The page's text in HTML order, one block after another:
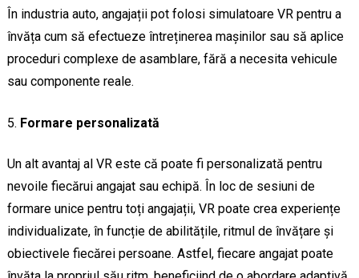
În industria auto, angajații pot folosi simulatoare VR pentru a
învăța cum să efectueze întreținerea mașinilor sau să aplice
proceduri complexe de asamblare, fără a necesita vehicule
sau componente reale.
Formare personalizată
Un alt avantaj al VR este că poate fi personalizată pentru
nevoile fiecărui angajat sau echipă. În loc de sesiuni de
formare unice pentru toți angajații, VR poate crea experiențe
individualizate, în funcție de abilitățile, ritmul de învățare și
obiectivele fiecărei persoane. Astfel, fiecare angajat poate